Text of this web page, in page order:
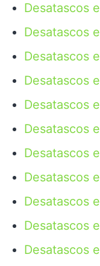
Desatascos
Desatascos
Desatascos
Desatascos
Desatascos
Desatascos
Desatascos
Desatascos
Desatascos
Desatascos
Desatascos